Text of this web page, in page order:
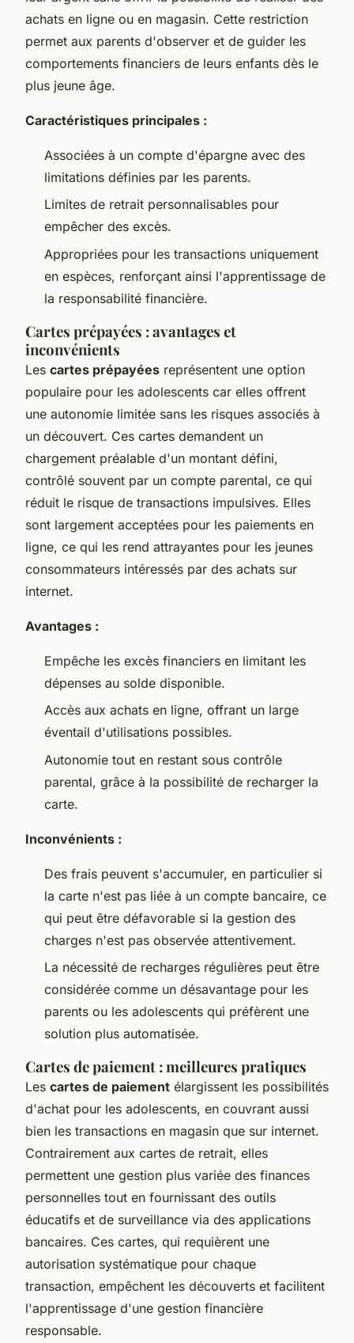
achats en ligne ou en magasin. Cette restriction
permet aux parents d'observer et de guider les
comportements financiers de leurs enfants dès le
plus jeune âge.
Caractéristiques principales :
Associées à un compte d'épargne avec des
limitations définies par les parents.
Limites de retrait personnalisables pour
empêcher des excès.
Appropriées pour les transactions uniquement
en espèces, renforçant ainsi l'apprentissage de
la responsabilité financière.
Cartes prépayées : avantages et
inconvénients
Les cartes prépayées représentent une option
populaire pour les adolescents car elles offrent
une autonomie limitée sans les risques associés à
un découvert. Ces cartes demandent un
chargement préalable d'un montant défini,
contrôlé souvent par un compte parental, ce qui
réduit le risque de transactions impulsives. Elles
sont largement acceptées pour les paiements en
ligne, ce qui les rend attrayantes pour les jeunes
consommateurs intéressés par des achats sur
internet.
Avantages :
Empêche les excès financiers en limitant les
dépenses au solde disponible.
Accès aux achats en ligne, offrant un large
éventail d'utilisations possibles.
Autonomie tout en restant sous contrôle
parental, grâce à la possibilité de recharger la
carte.
Inconvénients :
Des frais peuvent s'accumuler, en particulier si
la carte n'est pas liée à un compte bancaire, ce
qui peut être défavorable si la gestion des
charges n'est pas observée attentivement.
La nécessité de recharges régulières peut être
considérée comme un désavantage pour les
parents ou les adolescents qui préfèrent une
solution plus automatisée.
Cartes de paiement : meilleures pratiques
Les cartes de paiement élargissent les possibilités
d'achat pour les adolescents, en couvrant aussi
bien les transactions en magasin que sur internet.
Contrairement aux cartes de retrait, elles
permettent une gestion plus variée des finances
personnelles tout en fournissant des outils
éducatifs et de surveillance via des applications
bancaires. Ces cartes, qui requièrent une
autorisation systématique pour chaque
transaction, empêchent les découverts et facilitent
l'apprentissage d'une gestion financière
responsable.